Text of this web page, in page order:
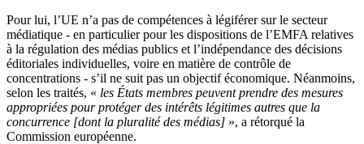
Pour lui, l’UE n’a pas de compétences à légiférer sur le secteur
médiatique - en particulier pour les dispositions de l’EMFA relatives
à la régulation des médias publics et l’indépendance des décisions
éditoriales individuelles, voire en matière de contrôle de
concentrations - s’il ne suit pas un objectif économique. Néanmoins,
selon les traités, « les États membres peuvent prendre des mesures
appropriées pour protéger des intérêts légitimes autres que la
concurrence [dont la pluralité des médias] », a rétorqué la
Commission européenne.